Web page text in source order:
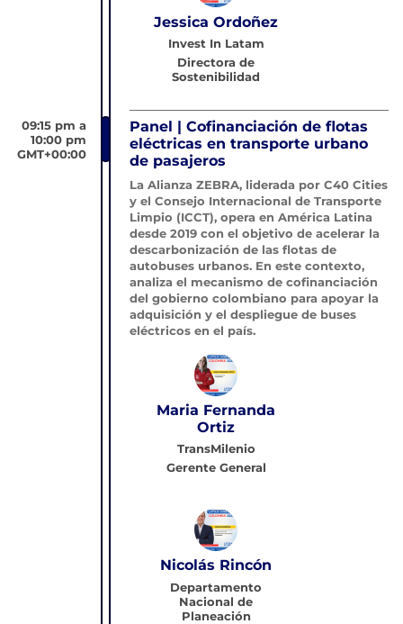
Jessica Ordoñez
Invest In Latam
Directora de
Sostenibilidad
09:15 pm a
10:00 pm
GMT+00:00
Panel | Cofinanciación de flotas
eléctricas en transporte urbano
de pasajeros
La Alianza ZEBRA, liderada por C40 Cities
y el Consejo Internacional de Transporte
Limpio (ICCT), opera en América Latina
desde 2019 con el objetivo de acelerar la
descarbonización de las flotas de
autobuses urbanos. En este contexto,
analiza el mecanismo de cofinanciación
del gobierno colombiano para apoyar la
adquisición y el despliegue de buses
eléctricos en el país.
Maria Fernanda
Ortiz
TransMilenio
Gerente General
Nicolás Rincón
Departamento
Nacional de
Planeación